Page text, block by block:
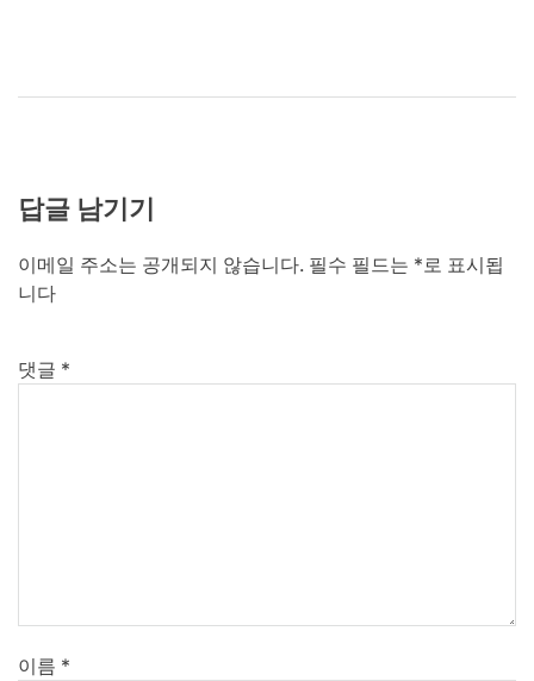
답글 남기기
이메일 주소는 공개되지 않습니다. 필수 필드는 * 로 표시됩
니다
댓글 *
이름 *